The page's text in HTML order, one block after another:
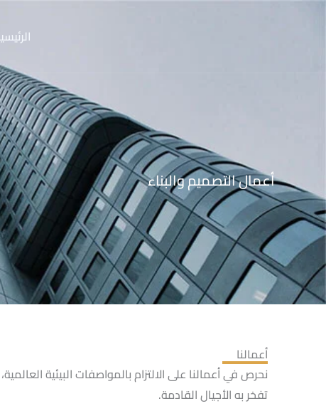
أعمال التصميم والبناء
أعمالنا
نحرص في أعمالنا على الالتزام بالمواصفات البيئية
تفخر به الأجيال القادمة.